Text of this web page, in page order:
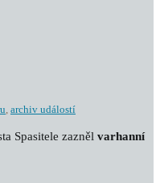
, archiv událostí
Spasitele zazněl varhanní